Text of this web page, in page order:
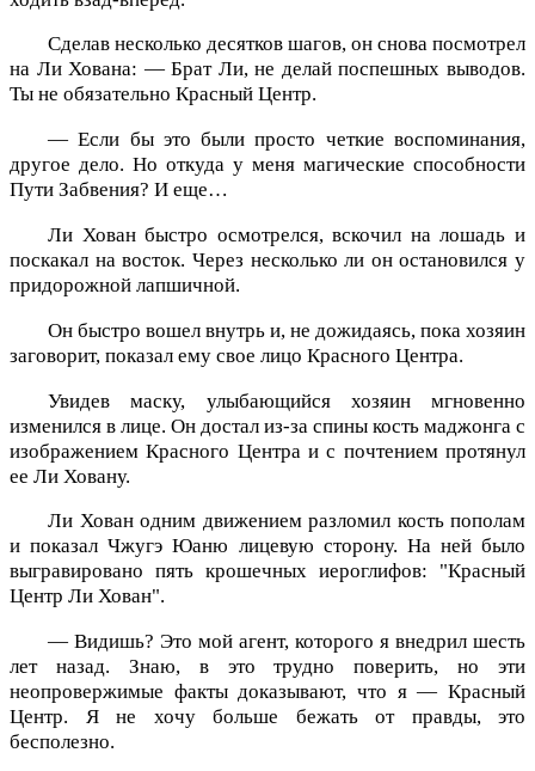
Сделав несколько десятков шагов, он снова посмотрел
на Ли Хована: — Брат Ли, не делай поспешных выводов.
Ты не обязательно Красный Центр.
— Если бы это были просто четкие воспоминания,
другое дело. Но откуда у меня магические способности
Пути Забвения? И еще…
Ли Хован быстро осмотрелся, вскочил на лошадь и
поскакал на восток. Через несколько ли он остановился у
придорожной лапшичной.
Он быстро вошел внутрь и, не дожидаясь, пока хозяин
заговорит, показал ему свое лицо Красного Центра.
Увидев маску, улыбающийся хозяин мгновенно
изменился в лице. Он достал из-за спины кость маджонга с
изображением Красного Центра и с почтением протянул
ее Ли Ховану.
Ли Хован одним движением разломил кость пополам
и показал Чжугэ Юаню лицевую сторону. На ней было
выгравировано пять крошечных иероглифов: "Красный
Центр Ли Хован".
— Видишь? Это мой агент, которого я внедрил шесть
лет назад. Знаю, в это трудно поверить, но эти
неопровержимые факты доказывают, что я — Красный
Центр. Я не хочу больше бежать от правды, это
бесполезно.